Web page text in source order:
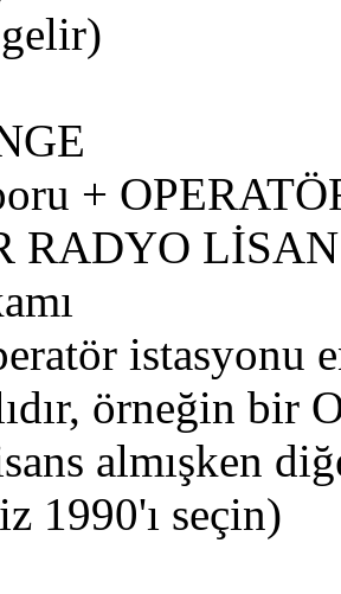
+
RADYO
istasyonu
örneğin bir
almışken
1990'ı seçin)